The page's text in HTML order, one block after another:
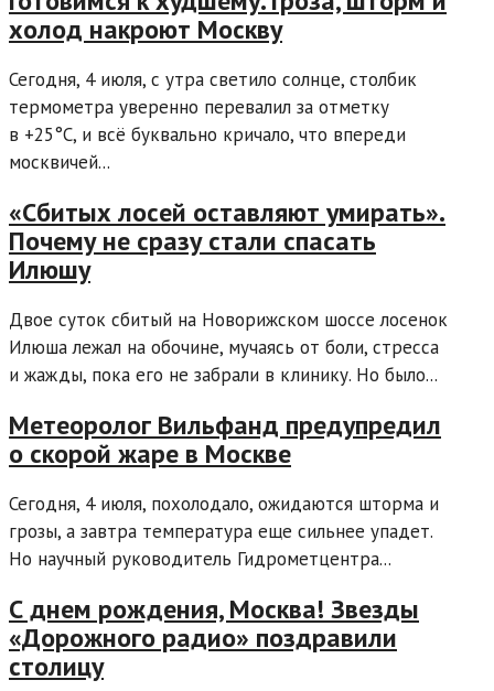
холод накроют Москву
Сегодня, 4 июля, с утра светило солнце, столбик
термометра уверенно перевалил за отметку
в +25°С, и всё буквально кричало, что впереди
москвичей...
«Сбитых лосей оставляют умирать».
Почему не сразу стали спасать
Илюшу
Двое суток сбитый на Новорижском шоссе лосенок
Илюша лежал на обочине, мучаясь от боли, стресса
и жажды, пока его не забрали в клинику. Но было...
Метеоролог Вильфанд предупредил
о скорой жаре в Москве
Сегодня, 4 июля, похолодало, ожидаются шторма и
грозы, а завтра температура еще сильнее упадет.
Но научный руководитель Гидрометцентра...
С днем рождения, Москва! Звезды
«Дорожного радио» поздравили
столицу